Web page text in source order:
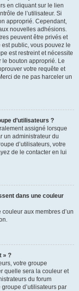
en cliquant sur le lien
de l’utilisateur. Si
approprié. Cependant,
nouvelles adhésions.
peuvent être privés et
public, vous pouvez le
est restreint et nécessite
bouton approprié. Le
votre requête et
de ne pas harceler un
d’utilisateurs ?
assigné lorsque
un administrateur du
d’utilisateurs, votre
de le contacter en lui
dans une couleur
aux membres d’un
» ?
votre groupe
quelle sera la couleur et
du forum
d’utilisateurs par